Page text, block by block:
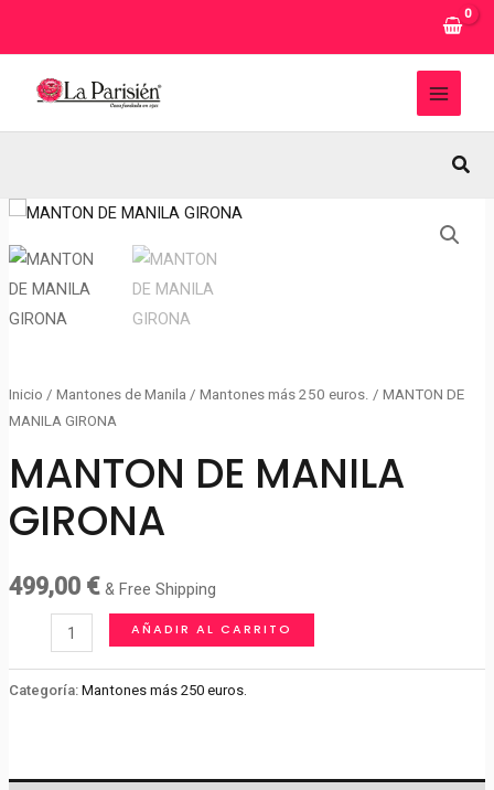
MAIN
Inicio / Mantones de Manila / Mantones más 250 euros. / MANTON DE
MANILA GIRONA
MANTON DE MANILA
GIRONA
499,00 € & Free Shipping
MANTON
MANILA
AÑADIR AL CARRITO
Categoría: Mantones más 250 euros.